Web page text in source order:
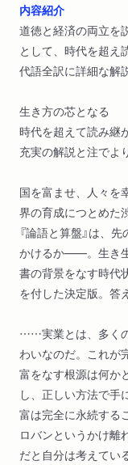
内容紹介
道徳と経済の両立を
として、時代を超え
代語全訳に詳細な解
生き方の芯となる
時代を超えて読み
充実の解説と注でよ
国を富ませ、人々を
界の育成につとめた
『論語と算盤』は、
かけるか――。生き
書の背景をなす時代
を付した決定版。答
……実業とは、多く
わいなのだ。これが
富をなす根源は何か
し、正しい方法で手
富は完全に永続する
ロバンというかけ離
だと自分は考えてい